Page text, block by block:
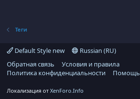
Теги
Default Style new
Russian (RU)
Обратная связь
Условия и правила
Политика конфиденциальности
Помощь
Локализация от XenForo.Info